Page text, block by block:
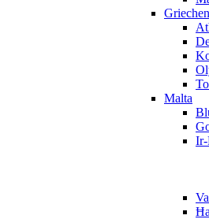
Malta
Ir-